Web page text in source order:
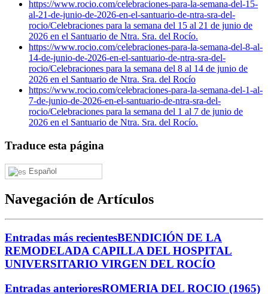
https://www.rocio.com/celebraciones-para-la-semana-del-15-
al-21-de-junio-de-2026-en-el-santuario-de-ntra-sra-del-
rocio/Celebraciones para la semana del 15 al 21 de junio de
2026 en el Santuario de Ntra. Sra. del Rocío.
https://www.rocio.com/celebraciones-para-la-semana-del-8-al-
14-de-junio-de-2026-en-el-santuario-de-ntra-sra-del-
rocio/Celebraciones para la semana del 8 al 14 de junio de
2026 en el Santuario de Ntra. Sra. del Rocío
https://www.rocio.com/celebraciones-para-la-semana-del-1-al-
7-de-junio-de-2026-en-el-santuario-de-ntra-sra-del-
rocio/Celebraciones para la semana del 1 al 7 de junio de
2026 en el Santuario de Ntra. Sra. del Rocío.
Traduce esta página
Español
Navegación de Artículos
Entradas más recientesBENDICIÓN DE LA
REMODELADA CAPILLA DEL HOSPITAL
UNIVERSITARIO VIRGEN DEL ROCÍO
Entradas anterioresROMERIA DEL ROCIO (1965)